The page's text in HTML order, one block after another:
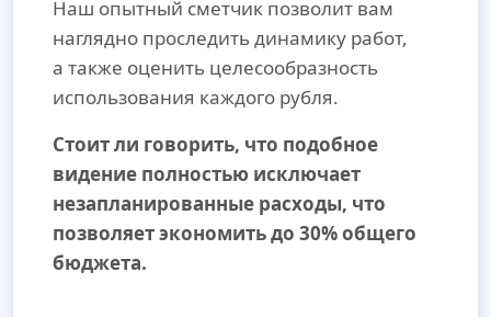
Наш опытный сметчик позволит вам
наглядно проследить динамику работ,
а также оценить целесообразность
использования каждого рубля.
Стоит ли говорить, что подобное
видение полностью исключает
незапланированные расходы, что
позволяет экономить до 30% общего
бюджета.